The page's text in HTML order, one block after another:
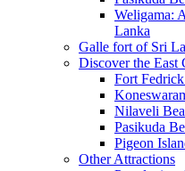
Weligama:
Lanka
Galle fort of Sri
Discover the East
Fort
Nilaveli
Pasikuda
Pigeon
Other Attractions